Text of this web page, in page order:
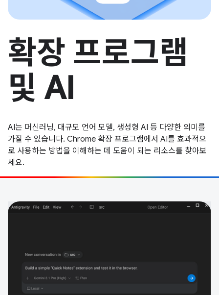
확장 프로그램
및 AI
AI는 머신러닝, 대규모 언어 모델, 생성형 AI 등 다양한 의미를
가질 수 있습니다. Chrome 확장 프로그램에서 AI를 효과적으
로 사용하는 방법을 이해하는 데 도움이 되는 리소스를 찾아보
세요.